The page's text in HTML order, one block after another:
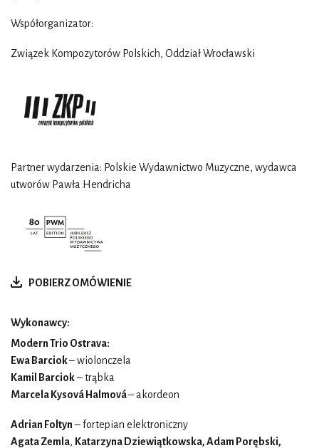
Współorganizator:
Związek Kompozytorów Polskich, Oddział Wrocławski
Partner wydarzenia: Polskie Wydawnictwo Muzyczne, wydawca
utworów Pawła Hendricha
POBIERZ OMÓWIENIE
Wykonawcy:
Modern Trio Ostrava:
Ewa Barciok– wiolonczela
Kamil Barciok– trąbka
Marcela Kysová Halmová– akordeon
Adrian Foltyn– fortepian elektroniczny
Agata Zemla, Katarzyna Dziewiątkowska, Adam Porębski,